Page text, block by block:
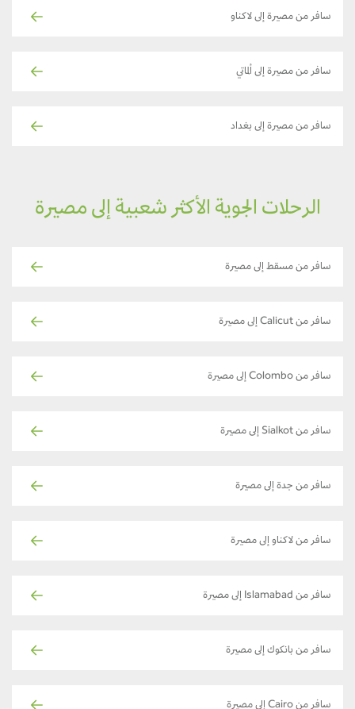
سافر من مصيرة إلى لاكناو
سافر من مصيرة إلى ألماتي
سافر من مصيرة إلى بغداد
الرحلات الجوية الأكثر شعبية إلى مصيرة
سافر من مسقط إلى مصيرة
سافر من Calicut إلى مصيرة
سافر من Colombo إلى مصيرة
سافر من Sialkot إلى مصيرة
سافر من جدة إلى مصيرة
سافر من لاكناو إلى مصيرة
سافر من Islamabad إلى مصيرة
سافر من بانكوك إلى مصيرة
سافر من Cairo إلى مصيرة